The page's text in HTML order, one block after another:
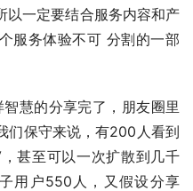
以一定要结合服务内容和产
服务体验不可 分割的一部
们保守来说，有200人看到
甚至可以一次扩散到几千
用户550人，又假设分享